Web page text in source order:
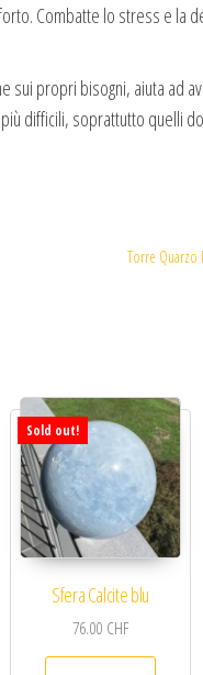
Combatte lo stress e la
sui propri bisogni, aiuta ad
difficili, soprattutto quelli
Torre Quarzo
Sold out!
Sfera Calcite blu
76.00 CHF